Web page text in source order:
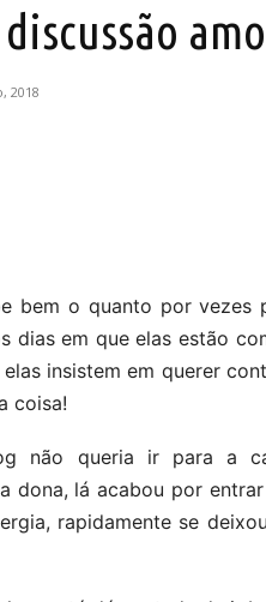
2018
bem o quanto por
dias em que elas estão
insistem em querer
coisa!
não queria ir para a
dona, lá acabou por
rapidamente se